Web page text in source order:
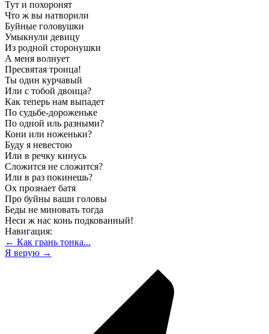
Тут и похоронят
Что ж вы натворили
Буйные головушки
Умыкнули девицу
Из родной сторонушки
А меня волнует
Пресвятая троица!
Ты один курчавый
Или с тобой двоица?
Как теперь нам выпадет
По судьбе-дороженьке
По одной иль разными?
Кони или ноженьки?
Буду я невестою
Или в речку кинусь
Сложится не сложится?
Или в раз покинешь?
Ох прознает батя
Про буйны ваши головы
Беды не миновать тогда
Неси ж нас конь подкованный!
Навигация:
← Как грань тонка...
Я верую →